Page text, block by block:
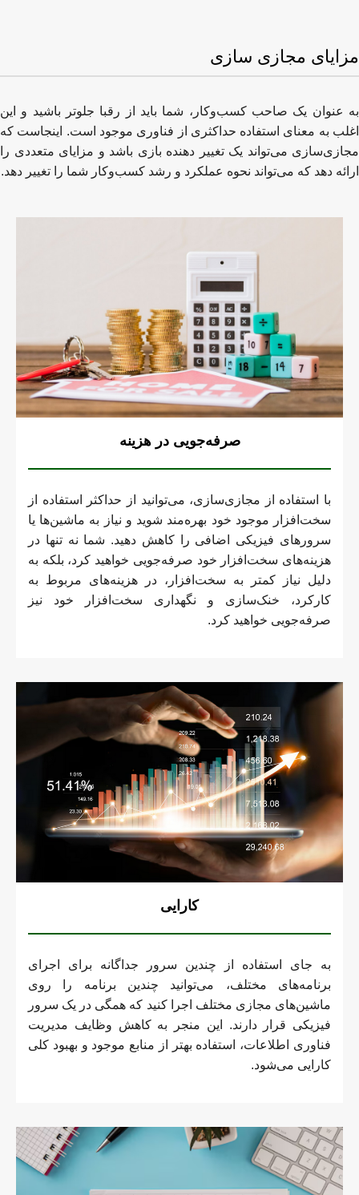
مزایای مجازی سازی
به عنوان یک صاحب کسب‌وکار، شما باید از رقبا جلوتر باشید و این
اغلب به معنای استفاده حداکثری از فناوری موجود است. اینجاست که
مجازی‌سازی می‌تواند یک تغییر دهنده بازی باشد و مزایای متعددی را
ارائه دهد که می‌تواند نحوه عملکرد و رشد کسب‌وکار شما را تغییر دهد.
صرفه‌جویی در هزینه
با استفاده از مجازی‌سازی، می‌توانید از حداکثر استفاده از
سخت‌افزار موجود خود بهره‌مند شوید و نیاز به ماشین‌ها یا
سرورهای فیزیکی اضافی را کاهش دهید. شما نه تنها در
هزینه‌های سخت‌افزار خود صرفه‌جویی خواهید کرد، بلکه به
دلیل نیاز کمتر به سخت‌افزار، در هزینه‌های مربوط به
کارکرد، خنک‌سازی و نگهداری سخت‌افزار خود نیز
صرفه‌جویی خواهید کرد.
کارایی
به جای استفاده از چندین سرور جداگانه برای اجرای
برنامه‌های مختلف، می‌توانید چندین برنامه را روی
ماشین‌های مجازی مختلف اجرا کنید که همگی در یک سرور
فیزیکی قرار دارند. این منجر به کاهش وظایف مدیریت
فناوری اطلاعات، استفاده بهتر از منابع موجود و بهبود کلی
کارایی می‌شود.